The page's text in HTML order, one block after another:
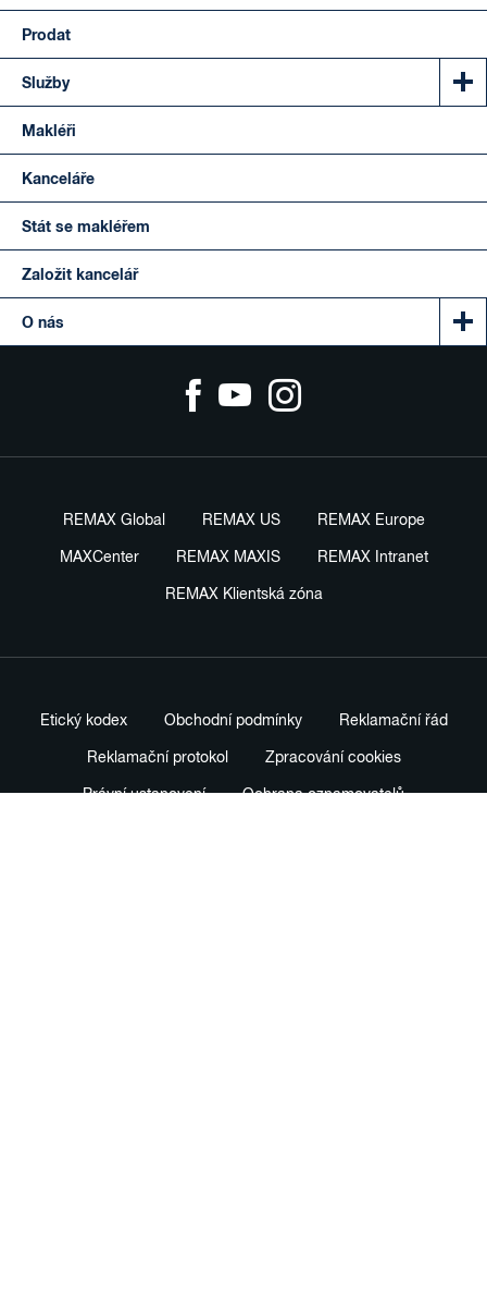
Prodat
Služby
Makléři
Kanceláře
Stát se makléřem
Založit kancelář
O nás
REMAX Global REMAX US REMAX Europe
MAXCenter REMAX MAXIS REMAX Intranet
REMAX Klientská zóna
Etický kodex Obchodní podmínky Reklamační řád
Reklamační protokol Zpracování cookies
Právní ustanovení Ochrana oznamovatelů